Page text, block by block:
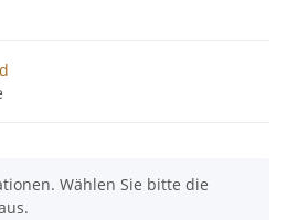
Wählen Sie bitte die